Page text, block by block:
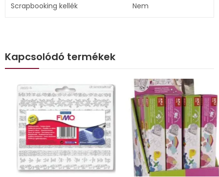
Scrapbooking kellék Nem
Kapcsolódó termékek